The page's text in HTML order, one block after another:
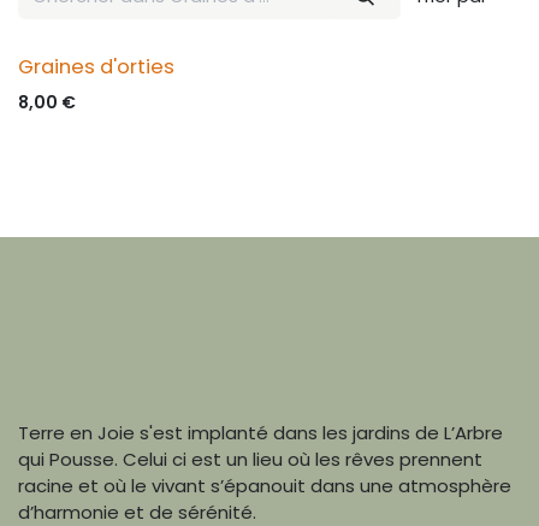
Graines d'orties
8,00 €
Terre en Joie s'est implanté dans les jardins de L’Arbre
qui Pousse. Celui ci est un lieu où les rêves prennent
racine et où le vivant s’épanouit dans une atmosphère
d’harmonie et de sérénité.